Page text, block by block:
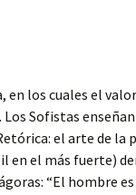
los cuales el
Sofistas
el arte de la
en el más fuerte)
“El hombre es